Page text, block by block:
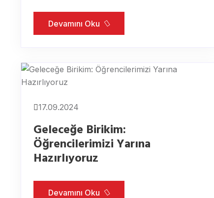
Devamını Oku
17.09.2024
Geleceğe Birikim:
Öğrencilerimizi Yarına
Hazırlıyoruz
Devamını Oku